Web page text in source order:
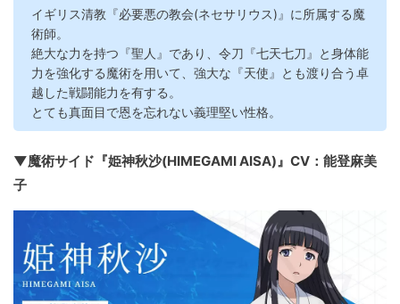
イギリス清教『必要悪の教会(ネセサリウス)』に所属する魔
術師。
絶大な力を持つ『聖人』であり、令刀『七天七刀』と身体能
力を強化する魔術を用いて、強大な『天使』とも渡り合う卓
越した戦闘能力を有する。
とても真面目で恩を忘れない義理堅い性格。
▼魔術サイド『姫神秋沙(HIMEGAMI AISA)』CV：能登麻美
子